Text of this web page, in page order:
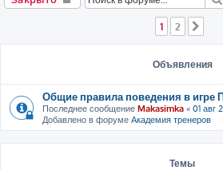
1 2
Объявления
Общие правила поведения в игре
Последнее сообщение Makasimka « 01 авг
Добавлено в форуме Академия тренеров
Темы